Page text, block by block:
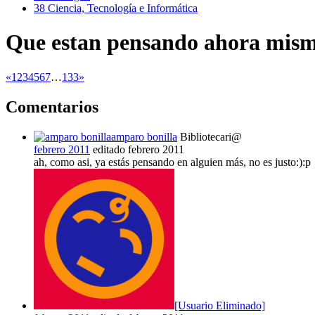
38 Ciencia, Tecnología e Informática
Que estan pensando ahora
«1 234567…133»
Comentarios
amparo bonilla Bibliotecari@
febrero 2011 editado febrero 2011
ah, como asi, ya estás pensando en alguien más, no es justo:):p
[Usuario Eliminado]